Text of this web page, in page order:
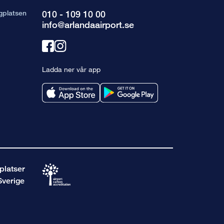
010 - 109 10 00
info@arlandaairport.se
Länk
facebook
Länk
instagram
Ladda ner vår app